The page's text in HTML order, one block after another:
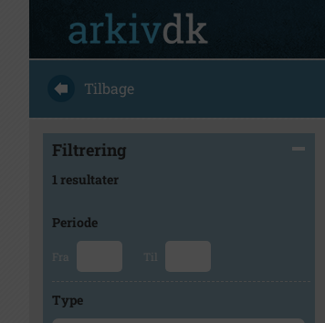
Tilbage
Filtrering
1 resultater
Periode
Fra Til
Type